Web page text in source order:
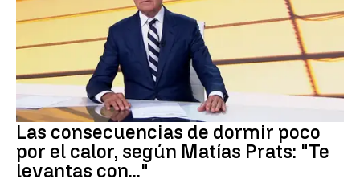
Dormir
Las consecuencias de dormir poco
por el calor, según Matías Prats: "Te
levantas con..."